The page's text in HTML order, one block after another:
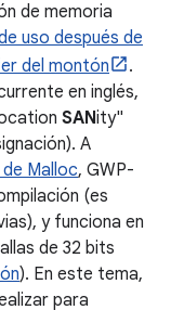
de memoria
uso después de
del montón
.
en inglés,
SANity"
A
Malloc, GWP-
(es
y funciona en
de 32 bits
). En este tema,
para